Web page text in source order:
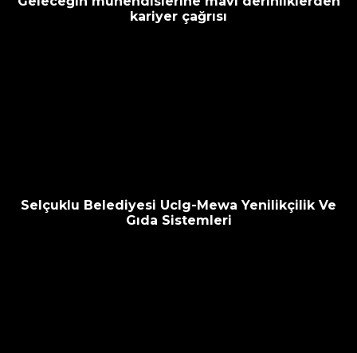
kariyer çağrısı
Selçuklu Belediyesi Uclg-Mewa Yenilikçilik Ve
Gıda Sistemleri